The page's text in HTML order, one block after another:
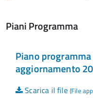
Piani Programma
Piano
aggiornamento
Scarica il file (File